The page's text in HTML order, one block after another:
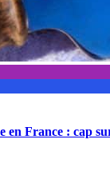
France : cap